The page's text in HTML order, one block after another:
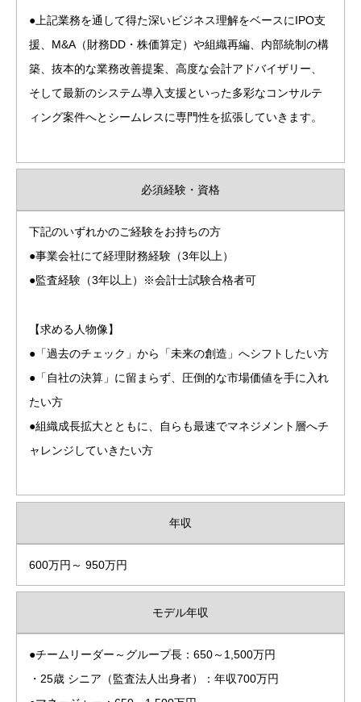
●上記業務を通して得た深いビジネス理解をベースにIPO支
援、M&A（財務DD・株価算定）や組織再編、内部統制の構
築、抜本的な業務改善提案、高度な会計アドバイザリー、
そして最新のシステム導入支援といった多彩なコンサルテ
ィング案件へとシームレスに専門性を拡張していきます。
必須経験・資格
下記のいずれかのご経験をお持ちの方
●事業会社にて経理財務経験（3年以上）
●監査経験（3年以上）※会計士試験合格者可
【求める人物像】
●「過去のチェック」から「未来の創造」へシフトしたい方
●「自社の決算」に留まらず、圧倒的な市場価値を手に入れ
たい方
●組織成長拡大とともに、自らも最速でマネジメント層へチ
ャレンジしていきたい方
年収
600万円～ 950万円
モデル年収
●チームリーダー～グループ長：650～1,500万円
・25歳 シニア（監査法人出身者）：年収700万円